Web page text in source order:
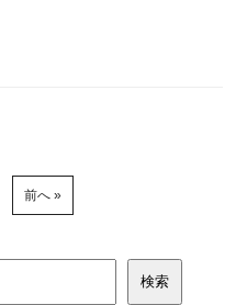
前へ »